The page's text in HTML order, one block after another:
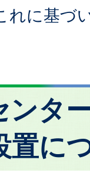
れに基づ
ンタ
置に